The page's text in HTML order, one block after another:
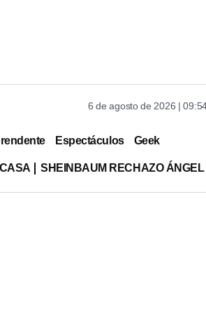
6 de agosto de 2026 |
Espectáculos Geek
SHEINBAUM RECHAZO ÁNGEL